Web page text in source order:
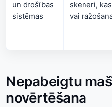
un drošības
sistēmas
skeneri,
vai
Nepabeigtu
novērtēšana